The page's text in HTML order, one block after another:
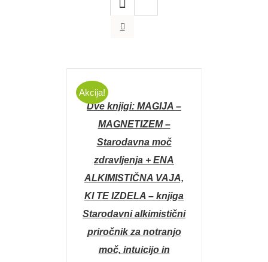
Akcija!
KOŠARICO
DETAILS
Dve knjigi: MAGIJA –
MAGNETIZEM –
Starodavna moč
zdravljenja + ENA
ALKIMISTIČNA VAJA,
KI TE IZDELA – knjiga
Starodavni alkimistični
priročnik za notranjo
moč, intuicijo in